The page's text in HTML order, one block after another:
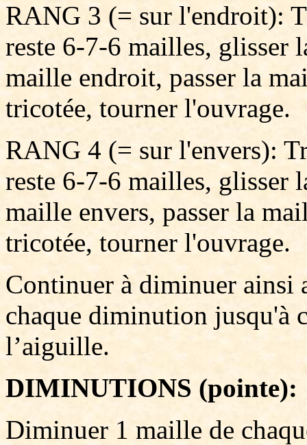
RANG 3 (= sur l'endroit):
reste 6-7-6 mailles, glisser
maille endroit, passer la
tricotée, tourner l'ouvrage.
RANG 4 (= sur l'envers):
reste 6-7-6 mailles, glisser
maille envers, passer la
tricotée, tourner l'ouvrage.
Continuer à diminuer ainsi
chaque diminution jusqu'à
l’aiguille.
DIMINUTIONS (pointe):
Diminuer 1 maille de